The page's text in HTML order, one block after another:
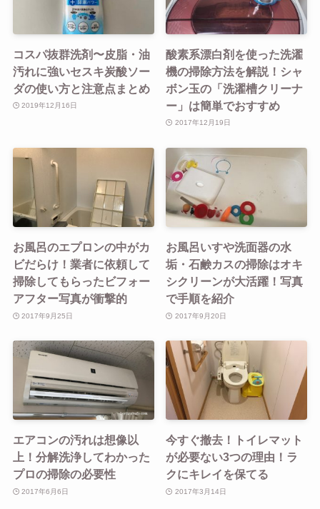
コスパ抜群洗剤〜皮脂・油
汚れに強いセスキ炭酸ソー
ダの使い方と注意点まとめ
2019年12月16日
酸素系漂白剤を使った洗濯
機の掃除方法を解説！シャ
ボン玉の「洗濯槽クリーナ
ー」は簡単でおすすめ
2017年12月19日
お風呂のエプロンの中がカ
ビだらけ！業者に依頼して
掃除してもらったビフォー
アフター写真が衝撃的
2017年9月25日
お風呂いすや洗面器の水
垢・石鹸カスの掃除はオキ
シクリーンが大活躍！写真
で手順を紹介
2017年9月20日
エアコンの汚れは想像以
上！分解洗浄してわかった
プロの掃除の必要性
2017年6月6日
今すぐ撤去！トイレマット
が必要ない3つの理由！ラ
クにキレイを保てる
2017年3月14日